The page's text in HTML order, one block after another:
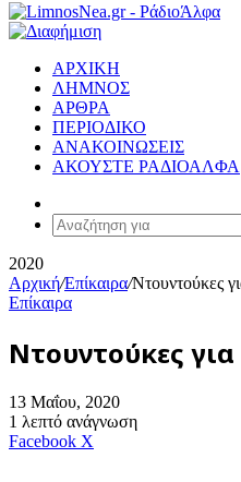
ΑΡΧΙΚΗ
ΛΗΜΝΟΣ
ΑΡΘΡΑ
ΠΕΡΙΟΔΙΚΟ
ΑΝΑΚΟΙΝΩΣΕΙΣ
ΑΚΟΥΣΤΕ ΡΑΔΙΟΑΛΦΑ
Article
2020
Αρχική/Επίκαιρα/Ντουντούκες
Επίκαιρα
Ντουντούκες
13 Μαΐου, 2020
1 λεπτό ανάγνωση
Facebook X